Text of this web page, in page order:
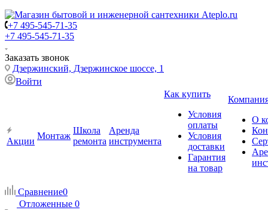
+7 495-545-71-35
+7 495-545-71-35
Заказать звонок
Дзержинский, Дзержинское шоссе, 1
Войти
Акции
Монтаж
Школа
ремонта
Аренда
инструмента
Как купить
Условия
оплаты
Условия
доставки
Гарантия
на товар
О
Сравнение0
Отложенные 0